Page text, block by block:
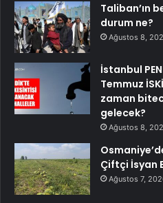
Taliban’ın
durum ne?
Ağustos 8,
İstanbul
Temmuz
zaman
gelecek?
Ağustos 8,
Çiftçi İsyan
Ağustos 7,